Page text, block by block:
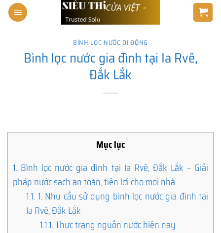
Skip
BÌNH LỌC NƯỚC DI ĐỘNG
Bình lọc nước gia đình tại Ia Rvê,
Đắk Lắk
Mục lục
1. Bình lọc nước gia đình tại Ia Rvê, Đắk Lắk – Giải
pháp nước sạch an toàn, tiện lợi cho mọi nhà
1.1. 1. Nhu cầu sử dụng bình lọc nước gia đình tại
Ia Rvê, Đắk Lắk
1.1.1.Thực trạng nguồn nước hiện nay